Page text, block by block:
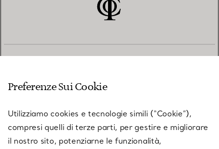
SU TIFFANY & CO.
Preferenze Sui Cookie
Utilizziamo cookies e tecnologie simili (“Cookie”),
compresi quelli di terze parti, per gestire e migliorare
il nostro sito, potenziarne le funzionalità,